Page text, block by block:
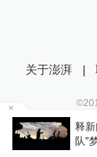
金舰
关于澎湃 |
沪ICP证：
互联网